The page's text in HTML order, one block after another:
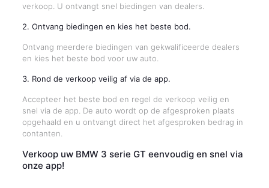
verkoop. U ontvangt snel biedingen van dealers.
2. Ontvang biedingen en kies het beste bod.
Ontvang meerdere biedingen van gekwalificeerde dealers
en kies het beste bod voor uw auto.
3. Rond de verkoop veilig af via de app.
Accepteer het beste bod en regel de verkoop veilig en
snel via de app. De auto wordt op de afgesproken plaats
opgehaald en u ontvangt direct het afgesproken bedrag in
contanten.
Verkoop uw BMW 3 serie GT eenvoudig en snel via
onze app!